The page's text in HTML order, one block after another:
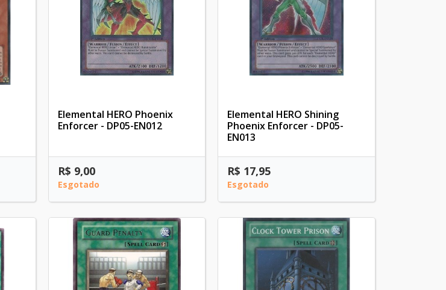
Elemental HERO Phoenix
Enforcer - DP05-EN012
R$ 9,00
Esgotado
Elemental HERO Shining
Phoenix Enforcer - DP05-
EN013
R$ 17,95
Esgotado